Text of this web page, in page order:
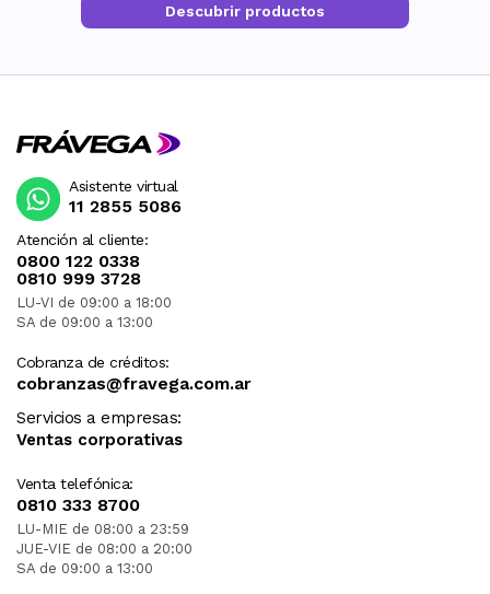
Descubrir productos
Atención al cliente:
0800 122 0338
0810 999 3728
LU-VI de 09:00 a 18:00
SA de 09:00 a 13:00
Cobranza de créditos:
cobranzas@fravega.com.ar
Servicios a empresas:
Ventas corporativas
Venta telefónica:
0810 333 8700
LU-MIE de 08:00 a 23:59
JUE-VIE de 08:00 a 20:00
SA de 09:00 a 13:00
Asistente virtual
11 2855 5086